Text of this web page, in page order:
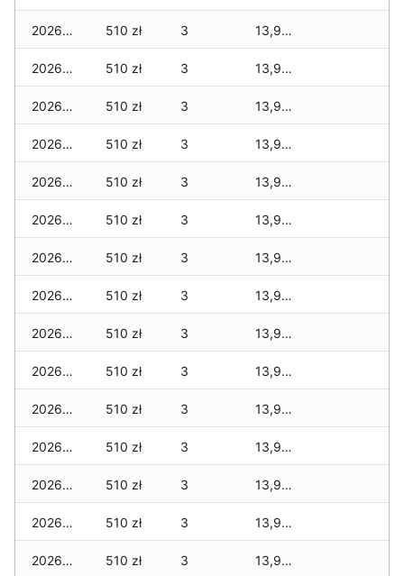
2026-02-11 510 zł 3 13,929 zł
2026-02-10 510 zł 3 13,929 zł
2026-02-09 510 zł 3 13,929 zł
2026-02-08 510 zł 3 13,929 zł
2026-02-07 510 zł 3 13,929 zł
2026-02-06 510 zł 3 13,929 zł
2026-02-05 510 zł 3 13,929 zł
2026-02-04 510 zł 3 13,929 zł
2026-02-03 510 zł 3 13,929 zł
2026-02-02 510 zł 3 13,929 zł
2026-02-01 510 zł 3 13,929 zł
2026-01-31 510 zł 3 13,929 zł
2026-01-30 510 zł 3 13,929 zł
2026-01-29 510 zł 3 13,929 zł
2026-01-28 510 zł 3 13,929 zł